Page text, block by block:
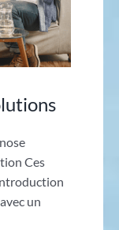
Ces
un